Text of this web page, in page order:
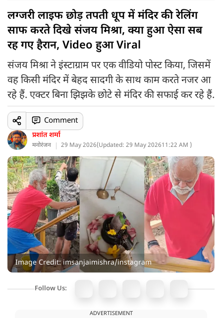
लग्जरी लाइफ छोड़ तपती धूप में मंदिर की रेलिंग
साफ करते दिखे संजय मिश्रा, क्या हुआ ऐसा सब
रह गए हैरान, Video हुआ Viral
संजय मिश्रा ने इंस्टाग्राम पर एक वीडियो पोस्ट किया, जिसमें
वह किसी मंदिर में बेहद सादगी के साथ काम करते नजर आ
रहे हैं. एक्टर बिना झिझके छोटे से मंदिर की सफाई कर रहे हैं.
प्रशांत शर्मा
मनोरंजन 29 May 2026(Updated: 29 May 202611:22 AM )
Comment
Image Credit: imsanjaimishra/instagram
Follow Us:
ADVERTISEMENT